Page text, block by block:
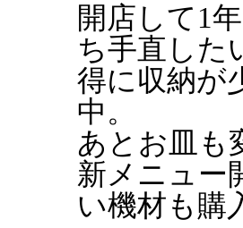
開店して1
ち手直した
得に収納が
中。
あとお皿も
新メニュー
い機材も購